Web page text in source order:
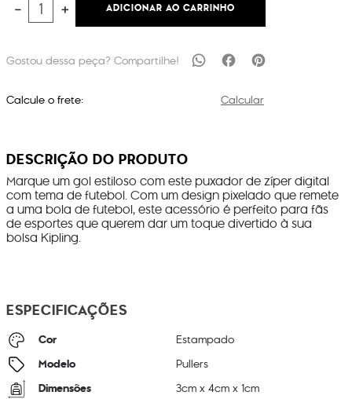
＋
－ ADICIONAR AO CARRINHO
Calcule o frete: Calcular
DESCRIÇÃO DO PRODUTO
Marque um gol estiloso com este puxador de zíper digital
com tema de futebol. Com um design pixelado que remete
a uma bola de futebol, este acessório é perfeito para fãs
de esportes que querem dar um toque divertido à sua
bolsa Kipling.
ESPECIFICAÇÕES
Cor Estampado
Modelo Pullers
Dimensões 3cm x4cm x1cm